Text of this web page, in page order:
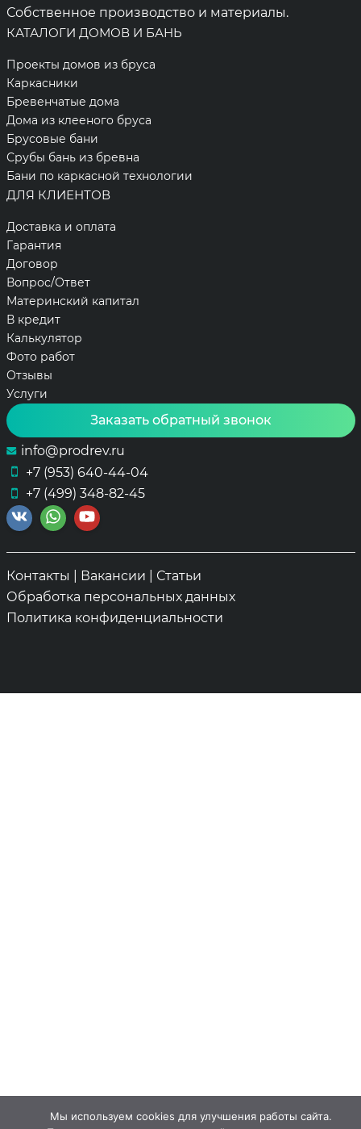
Собственное производство и материалы.
КАТАЛОГИ ДОМОВ И БАНЬ
Проекты домов из бруса
Каркасники
Бревенчатые дома
Дома из клееного бруса
Брусовые бани
Срубы бань из бревна
Бани по каркасной технологии
ДЛЯ КЛИЕНТОВ
Доставка и оплата
Гарантия
Договор
Вопрос/Ответ
Материнский капитал
В кредит
Калькулятор
Фото работ
Отзывы
Услуги
Заказать обратный звонок
info@prodrev.ru
+7 (953) 640-44-04
+7 (499) 348-82-45
Контакты Вакансии
Статьи
Обработка персональных данных
Политика конфиденциальности
Мы используем cookies для улучшения работы сайта.